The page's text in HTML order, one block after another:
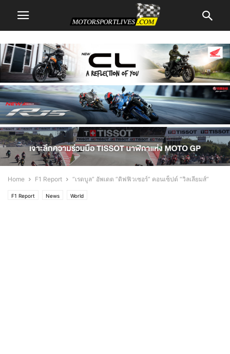
Home F1 Report “เรดบูล” อัพเดต “ดิฟฟิวเซอร์” คอนเซ็ปต์ “วิลเลียมส์”
F1 Report News World